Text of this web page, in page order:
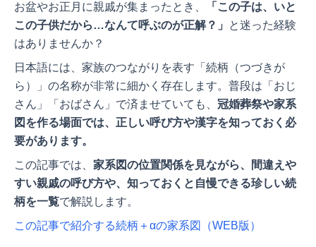
お盆やお正月に親戚が集まったとき、
「この子は、いと
この子供だから…なんて呼ぶのが正解？」
と迷った経験
はありませんか？
日本語には、家族のつながりを表す「続柄（つづきが
ら）」の名称が非常に細かく存在します。普段は「おじ
さん」「おばさん」で済ませていても、 冠婚葬祭や家系
図を作る場面では、正しい呼び方や漢字を知っておく必
要があります。
この記事では、 家系図の位置関係を見ながら、間違えや
すい親戚の呼び方や、知っておくと自慢できる珍しい続
柄を一覧で解説します。
この記事で紹介する続柄＋αの家系図（WEB版）